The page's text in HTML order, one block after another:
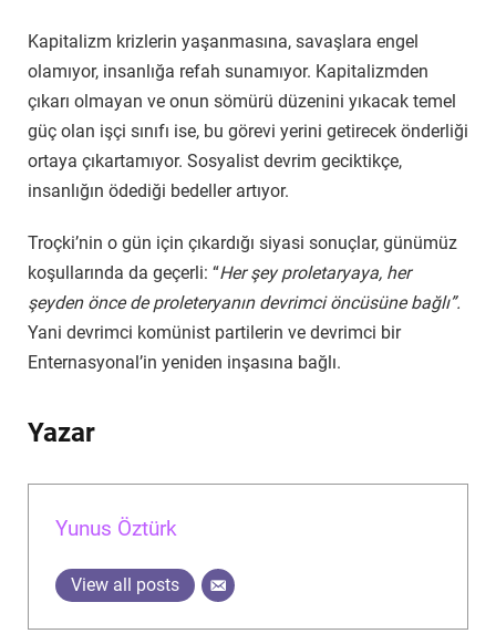
Kapitalizm krizlerin yaşanmasına, savaşlara engel
olamıyor, insanlığa refah sunamıyor. Kapitalizmden
çıkarı olmayan ve onun sömürü düzenini yıkacak temel
güç olan işçi sınıfı ise, bu görevi yerini getirecek önderliği
ortaya çıkartamıyor. Sosyalist devrim geciktikçe,
insanlığın ödediği bedeller artıyor.
Troçki’nin o gün için çıkardığı siyasi sonuçlar, günümüz
koşullarında da geçerli: “Her şey proletaryaya, her
şeyden önce de proleteryanın devrimci öncüsüne bağlı”.
Yani devrimci komünist partilerin ve devrimci bir
Enternasyonal’in yeniden inşasına bağlı.
Yazar
Yunus Öztürk
View all posts